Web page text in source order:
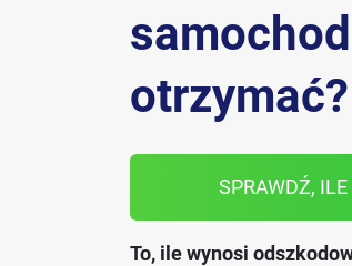
otrzymać?
SPRAWDŹ,
To, ile wynosi